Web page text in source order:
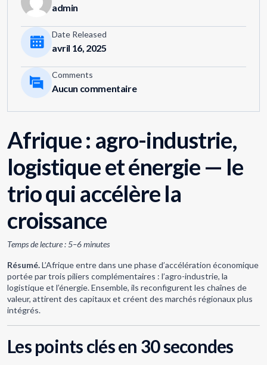
admin
Date Released
avril 16, 2025
Comments
Aucun commentaire
Afrique : agro-industrie,
logistique et énergie — le
trio qui accélère la
croissance
Temps de lecture : 5–6 minutes
Résumé.L’Afrique entre dans une phase d’accélération économique
portée par trois piliers complémentaires : l’agro-industrie, la
logistique et l’énergie. Ensemble, ils reconfigurent les chaînes de
valeur, attirent des capitaux et créent des marchés régionaux plus
intégrés.
Les points clés en 30 secondes